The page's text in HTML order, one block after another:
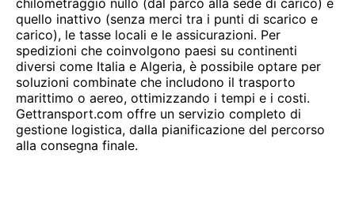
chilometraggio nullo (dal parco alla sede di carico) e
quello inattivo (senza merci tra i punti di scarico e
carico), le tasse locali e le assicurazioni. Per
spedizioni che coinvolgono paesi su continenti
diversi come Italia e Algeria, è possibile optare per
soluzioni combinate che includono il trasporto
marittimo o aereo, ottimizzando i tempi e i costi.
Gettransport.com offre un servizio completo di
gestione logistica, dalla pianificazione del percorso
alla consegna finale.